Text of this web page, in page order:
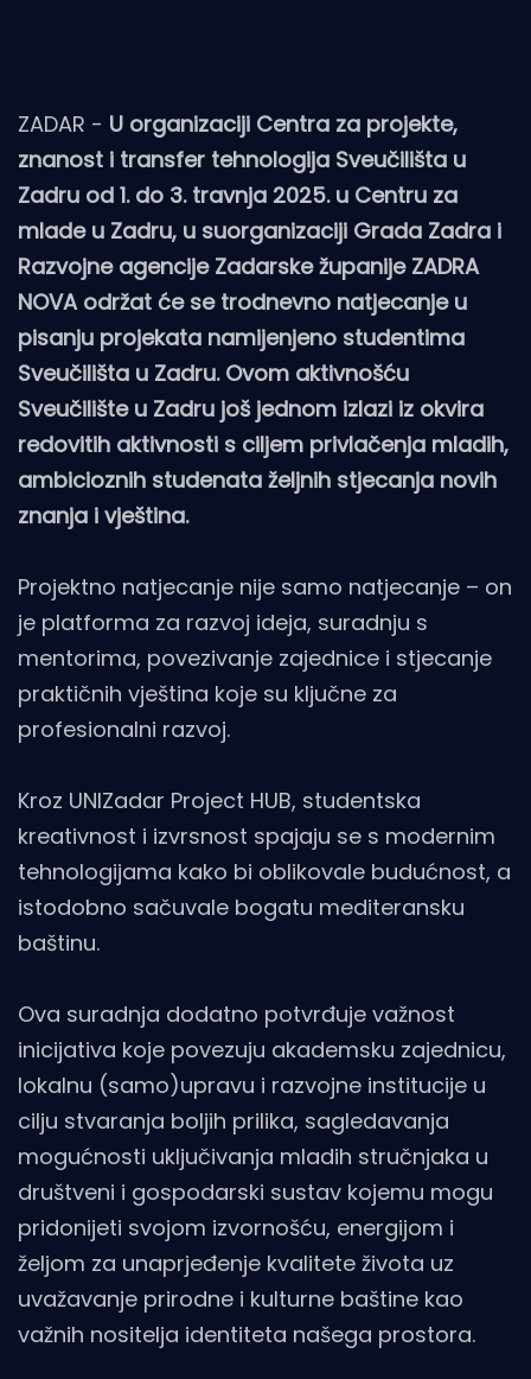
ZADAR - U organizaciji Centra za projekte,
znanost i transfer tehnologija Sveučilišta u
Zadru od 1. do 3. travnja 2025. u Centru za
mlade u Zadru, u suorganizaciji Grada Zadra i
Razvojne agencije Zadarske županije ZADRA
NOVA održat će se trodnevno natjecanje u
pisanju projekata namijenjeno studentima
Sveučilišta u Zadru. Ovom aktivnošću
Sveučilište u Zadru još jednom izlazi iz okvira
redovitih aktivnosti s ciljem privlačenja mladih,
ambicioznih studenata željnih stjecanja novih
znanja i vještina.
Projektno natjecanje nije samo natjecanje – on
je platforma za razvoj ideja, suradnju s
mentorima, povezivanje zajednice i stjecanje
praktičnih vještina koje su ključne za
profesionalni razvoj.
Kroz UNIZadar Project HUB, studentska
kreativnost i izvrsnost spajaju se s modernim
tehnologijama kako bi oblikovale budućnost, a
istodobno sačuvale bogatu mediteransku
baštinu.
Ova suradnja dodatno potvrđuje važnost
inicijativa koje povezuju akademsku zajednicu,
lokalnu (samo)upravu i razvojne institucije u
cilju stvaranja boljih prilika, sagledavanja
mogućnosti uključivanja mladih stručnjaka u
društveni i gospodarski sustav kojemu mogu
pridonijeti svojom izvornošću, energijom i
željom za unaprjeđenje kvalitete života uz
uvažavanje prirodne i kulturne baštine kao
važnih nositelja identiteta našega prostora.